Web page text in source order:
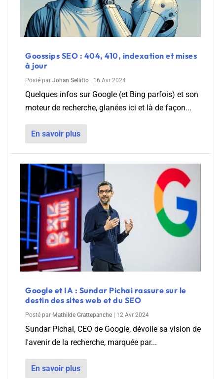
Goossips SEO : 404, 410, indexation et mises
à jour
Posté par Johan Sellitto 16 Avr 2024
Quelques infos sur Google (et Bing parfois) et son
moteur de recherche, glanées ici et là de façon...
En savoir plus
Google et IA : Sundar Pichai rassure sur le
destin des sites web et du SEO
Posté par Mathilde Grattepanche 12 Avr 2024
Sundar Pichai, CEO de Google, dévoile sa vision de
l'avenir de la recherche, marquée par...
En savoir plus